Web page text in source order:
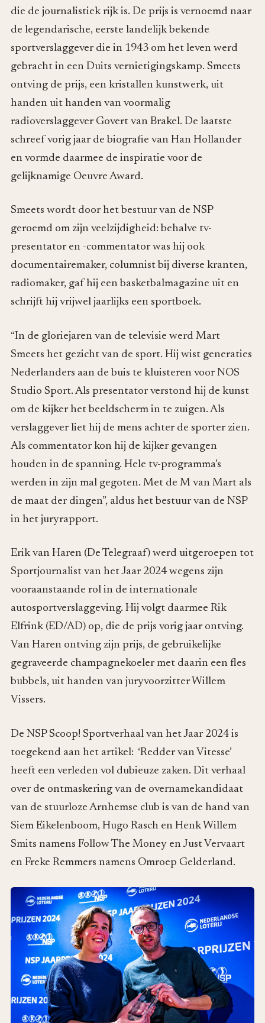
die de journalistiek rijk is. De prijs is vernoemd naar
de legendarische, eerste landelijk bekende
sportverslaggever die in 1943 om het leven werd
gebracht in een Duits vernietigingskamp. Smeets
ontving de prijs, een kristallen kunstwerk, uit
handen uit handen van voormalig
radioverslaggever Govert van Brakel. De laatste
schreef vorig jaar de biografie van Han Hollander
en vormde daarmee de inspiratie voor de
gelijknamige Oeuvre Award.
Smeets wordt door het bestuur van de NSP
geroemd om zijn veelzijdigheid: behalve tv-
presentator en -commentator was hij ook
documentairemaker, columnist bij diverse kranten,
radiomaker, gaf hij een basketbalmagazine uit en
schrijft hij vrijwel jaarlijks een sportboek.
“In de gloriejaren van de televisie werd Mart
Smeets het gezicht van de sport. Hij wist generaties
Nederlanders aan de buis te kluisteren voor NOS
Studio Sport. Als presentator verstond hij de kunst
om de kijker het beeldscherm in te zuigen. Als
verslaggever liet hij de mens achter de sporter zien.
Als commentator kon hij de kijker gevangen
houden in de spanning. Hele tv-programma’s
werden in zijn mal gegoten. Met de M van Mart als
de maat der dingen”, aldus het bestuur van de NSP
in het juryrapport.
Erik van Haren (De Telegraaf) werd uitgeroepen tot
Sportjournalist van het Jaar 2024 wegens zijn
vooraanstaande rol in de internationale
autosportverslaggeving. Hij volgt daarmee Rik
Elfrink (ED/AD) op, die de prijs vorig jaar ontving.
Van Haren ontving zijn prijs, de gebruikelijke
gegraveerde champagnekoeler met daarin een fles
bubbels, uit handen van juryvoorzitter Willem
Vissers.
De NSP Scoop! Sportverhaal van het Jaar 2024 is
toegekend aan het artikel: ‘Redder van Vitesse’
heeft een verleden vol dubieuze zaken. Dit verhaal
over de ontmaskering van de overnamekandidaat
van de stuurloze Arnhemse club is van de hand van
Siem Eikelenboom, Hugo Rasch en Henk Willem
Smits namens Follow The Money en Just Vervaart
en Freke Remmers namens Omroep Gelderland.